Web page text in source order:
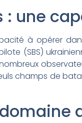
: une
à opérer
(SBS)
champs de